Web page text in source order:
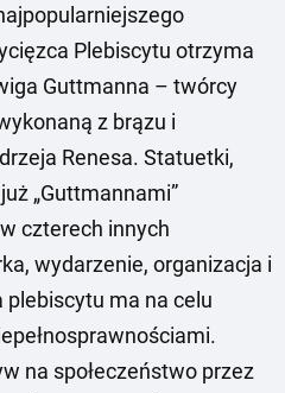
Plebiscytu otrzyma
Guttmanna – twórcy
z brązu i
Renesa. Statuetki,
„Guttmannami”
czterech innych
wydarzenie, organizacja i
plebiscytu ma na celu
na społeczeństwo przez